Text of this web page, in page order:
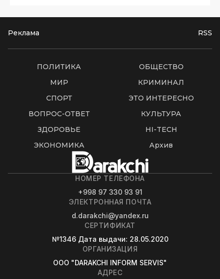
Реклама RSS
ПОЛИТИКА
ОБЩЕСТВО
МИР
КРИМИНАЛ
СПОРТ
ЭТО ИНТЕРЕСНО
ВОПРОС-ОТВЕТ
КУЛЬТУРА
ЗДОРОВЬЕ
HI-TECH
ЭКОНОМИКА
Архив
НОМЕР ТЕЛЕФОНА
+998 97 330 93 91
ЭЛЕКТРОННАЯ ПОЧТА
d.darakchi@yandex.ru
СЕРТИФИКАТ
№1346 Дата выдачи: 28.05.2020
ОРГАНИЗАЦИЯ
OOO "DARAKCHI INFORM SERVIS"
АДРЕС